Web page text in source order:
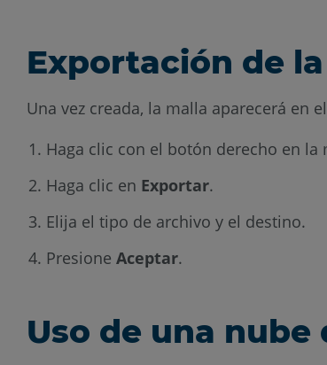
Exportación de
Una vez creada, la malla aparecerá en el
Haga clic con el botón derecho en la
Haga clic en Exportar.
Elija el tipo de archivo y el destino.
Presione Aceptar.
Uso de una